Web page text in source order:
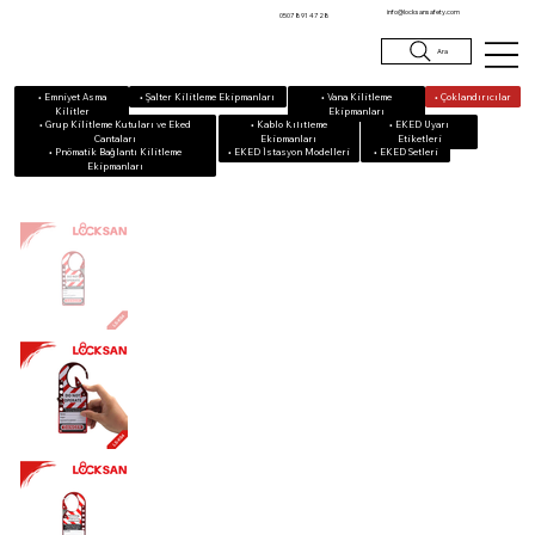
0507 891 47 28 info@locksansafety.com
Ara
• Emniyet Asma
Kilitler
• Grup Kilitleme Kutuları ve Eked
Çantaları
• Şalter Kilitleme Ekipmanları
• Kablo Kilitleme
Ekipmanları
• Vana Kilitleme
Ekipmanları
• Pnömatik Bağlantı Kilitleme
Ekipmanları
• Çoklandırıcılar
• EKED Uyarı
Etiketleri
• EKED Setleri
• EKED İstasyon Modelleri